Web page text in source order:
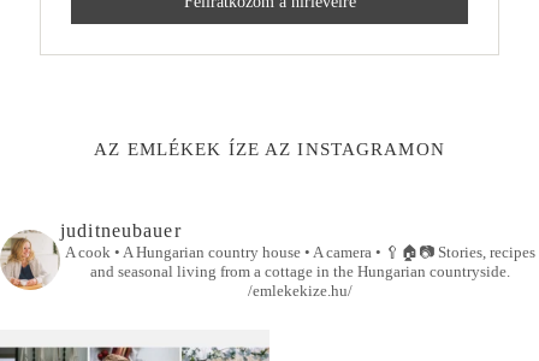
AZ EMLÉKEK ÍZE AZ INSTAGRAMON
juditneubauer
A cook • A Hungarian country house • A camera • 🥄🏠📷Stories, recipes
and seasonal living from a cottage in the Hungarian countryside.
/emlekekize.hu/